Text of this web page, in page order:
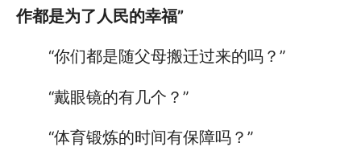
作都是为了人民的幸福”
“你们都是随父母搬迁过来的吗？”
“戴眼镜的有几个？”
“体育锻炼的时间有保障吗？”